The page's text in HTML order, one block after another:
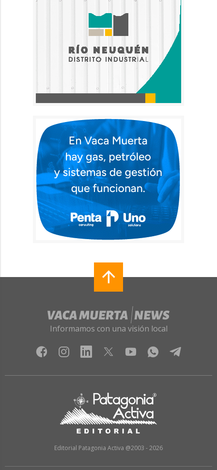
Informamos con una visión local
Editorial Patagonia Activa @2003 - 2026